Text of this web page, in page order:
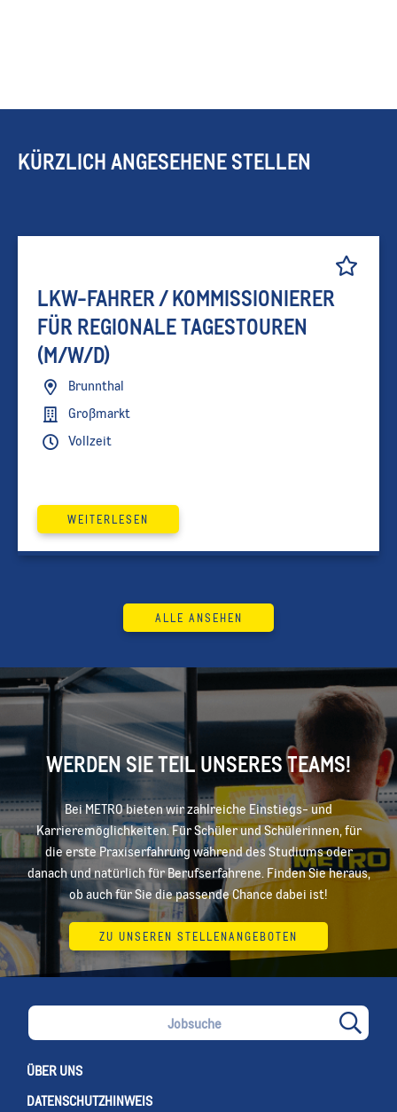
KÜRZLICH ANGESEHENE STELLEN
LKW-FAHRER / KOMMISSIONIERER
FÜR REGIONALE TAGESTOUREN
(M/W/D)
Brunnthal
Vollzeit
Großmarkt
WEITERLESEN
ALLE ANSEHEN
WERDEN SIE TEIL UNSERES TEAMS!
Bei METRO bieten wir zahlreiche Einstiegs- und
Karrieremöglichkeiten. Für Schüler und Schülerinnen, für
die erste Praxiserfahrung während des Studiums oder
danach und natürlich für Berufserfahrene. Finden Sie heraus,
ob auch für Sie die passende Chance dabei ist!
ZU UNSEREN STELLENANGEBOTEN
ÜBER UNS
DATENSCHUTZHINWEIS